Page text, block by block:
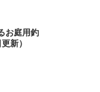
お庭用釣
新）